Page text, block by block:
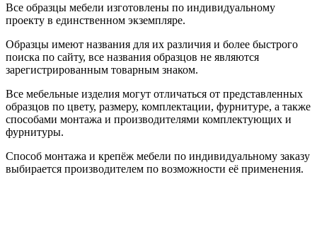
Все образцы мебели изготовлены по индивидуальному
проекту в единственном экземпляре.
Образцы имеют названия для их различия и более быстрого
поиска по сайту, все названия образцов не являются
зарегистрированным товарным знаком.
Все мебельные изделия могут отличаться от представленных
образцов по цвету, размеру, комплектации, фурнитуре, а также
способами монтажа и производителями комплектующих и
фурнитуры.
Способ монтажа и крепёж мебели по индивидуальному заказу
выбирается производителем по возможности её применения.